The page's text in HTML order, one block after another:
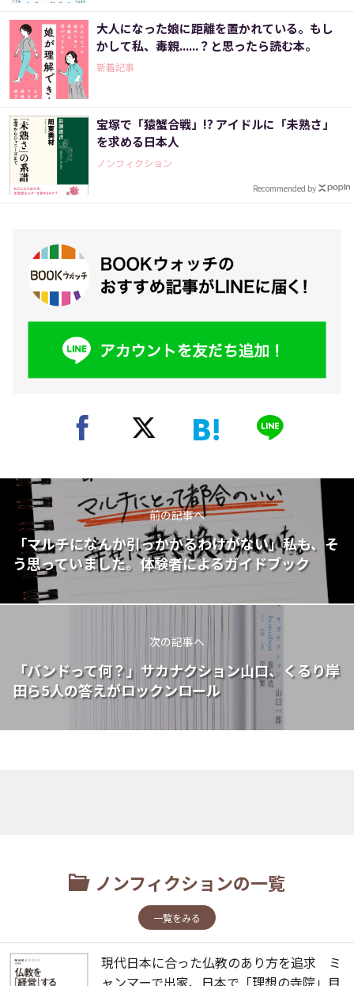
大人になった娘に距離を置かれている。もし
かして私、毒親......？と思ったら読む本。
新着記事
宝塚で「猿蟹合戦」!? アイドルに「未熟さ」
を求める日本人
ノンフィクション
Recommended by
前の記事へ
「マルチになんか引っかかるわけがない」――私も、そ
う思っていました。体験者によるガイドブック
次の記事へ
「バンドって何？」サカナクション山口、くるり岸
田ら5人の答えがロックンロール
ノンフィクションの一覧
一覧をみる
現代日本に合った仏教のあり方を追求 ミ
ャンマーで出家、日本で「理想の寺院」目